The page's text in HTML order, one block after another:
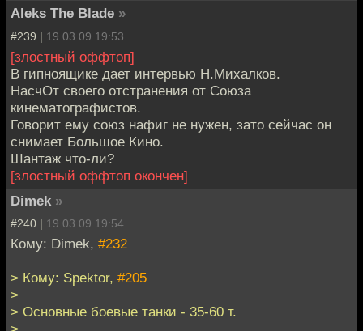
Aleks The Blade »
#239 | 19.03.09 19:53
[злостный оффтоп]
В гипноящике дает интервью Н.Михалков.
НасчОт своего отстранения от Союза
кинематографистов.
Говорит ему союз нафиг не нужен, зато сейчас он
снимает Большое Кино.
Шантаж что-ли?
[злостный оффтоп окончен]
Dimek »
#240 | 19.03.09 19:54
Кому: Dimek, #232
> Кому: Spektor, #205
>
> Основные боевые танки - 35-60 т.